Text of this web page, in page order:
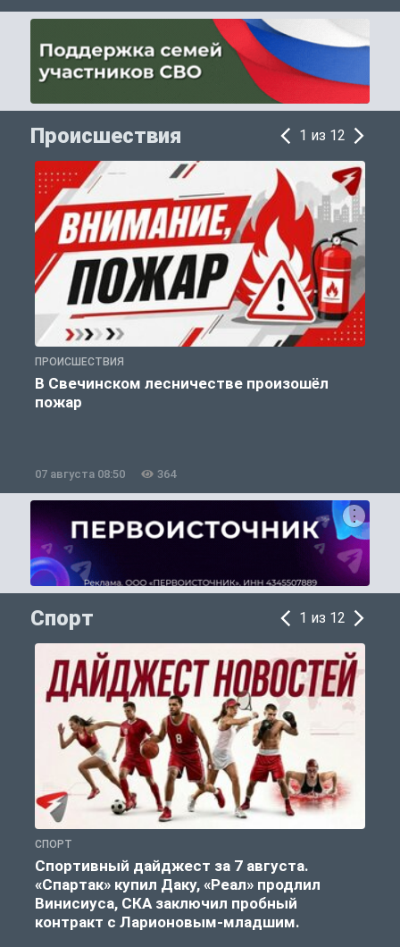
Происшествия 1 из 12
ПРОИСШЕСТВИЯ
В Свечинском лесничестве произошёл
пожар
07 августа 08:50 364
Спорт 1 из 12
СПОРТ
Спортивный дайджест за 7 августа.
«Спартак» купил Даку, «Реал» продлил
Винисиуса, СКА заключил пробный
контракт с Ларионовым-младшим.